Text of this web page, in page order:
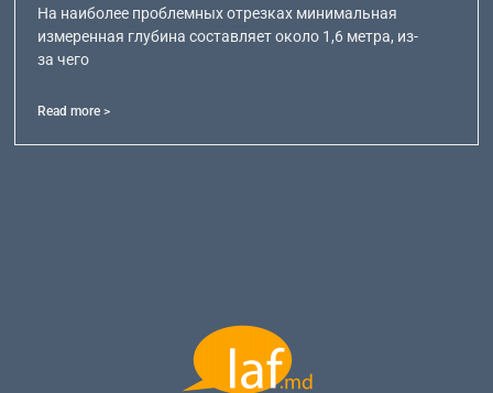
На наиболее проблемных отрезках минимальная
измеренная глубина составляет около 1,6 метра, из-
за чего
Read more >